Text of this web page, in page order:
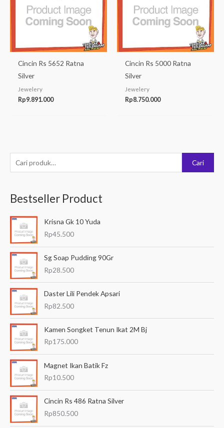
e
c
a
u
n
u
Cari
Bestseller Product
Krisna Gk 10 Yuda
Rp45.500
Sg Soap Pudding 90Gr
Rp28.500
Daster Lili Pendek Apsari
Rp82.500
Kamen Songket Tenun Ikat 2M Bj
Rp175.000
Magnet Ikan Batik Fz
Rp10.500
Cincin Rs 486 Ratna Silver
Rp850.500
Cincin Rs 5652 Ratna
Silver
Jewelery
Rp9.891.000
Cincin Rs 5000 Ratna
Silver
Jewelery
Rp8.750.000